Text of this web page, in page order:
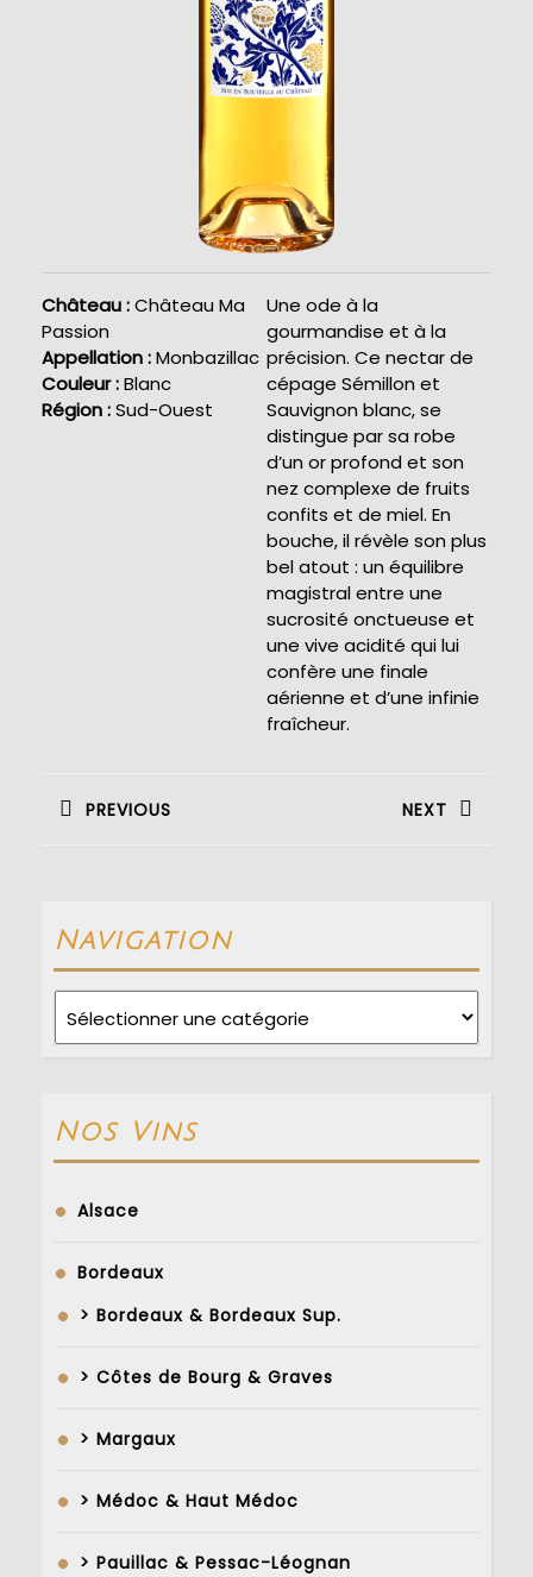
Une ode à la
gourmandise et à la
précision. Ce nectar de
cépage Sémillon et
Sauvignon blanc, se
distingue par sa robe
d’un or profond et son
nez complexe de fruits
confits et de miel. En
bouche, il révèle son plus
bel atout : un équilibre
magistral entre une
sucrosité onctueuse et
une vive acidité qui lui
confère une finale
aérienne et d’une infinie
fraîcheur.
Château :Château Ma
Passion
Appellation :Monbazillac
Couleur :Blanc
Région :Sud-Ouest
dePREVIOUS NEXT
Navigation
Nos Vins
Alsace
Bordeaux
> Bordeaux & Bordeaux Sup.
> Côtes de Bourg & Graves
> Margaux
> Médoc & Haut Médoc
> Pauillac & Pessac-Léognan